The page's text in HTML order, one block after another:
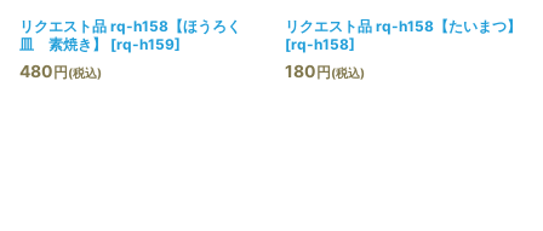
リクエスト品 rq-h158【ほうろく
皿 素焼き】
[rq-h159]
480 円 (税込)
リクエスト品 rq-h158【たいまつ】
[rq-h158]
180 円 (税込)